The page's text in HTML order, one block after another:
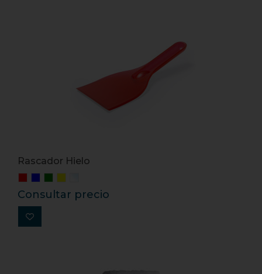
Rascador Hielo
Consultar precio